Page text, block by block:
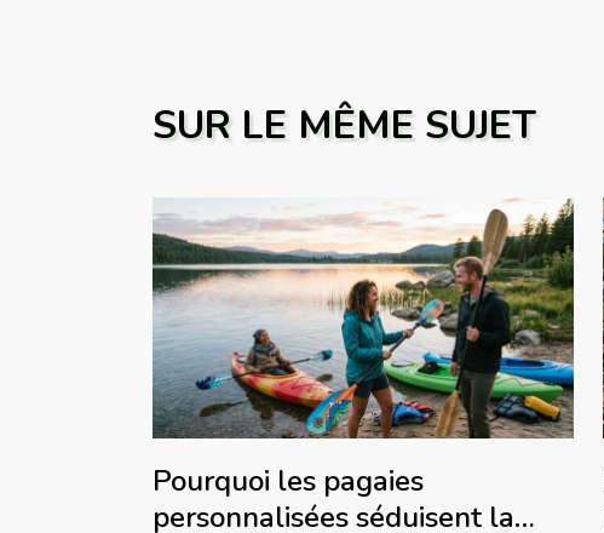
SUR LE MÊME SUJET
Pourquoi les pagaies
personnalisées séduisent la